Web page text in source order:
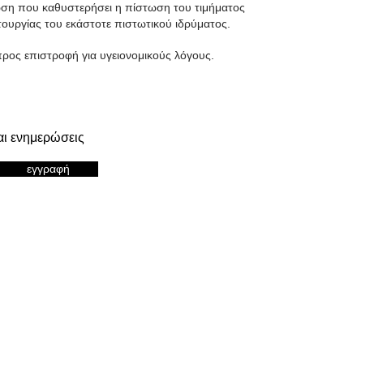
που καθυστερήσει η πίστωση του τιμήματος
του εκάστοτε πιστωτικού ιδρύματος.
επιστροφή για υγειονομικούς λόγους.
ενημερώσεις
εγγραφή